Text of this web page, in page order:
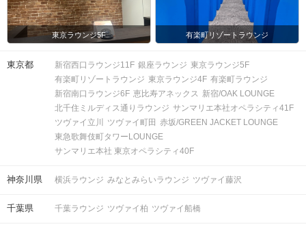
東京ラウンジ5F 有楽町リゾートラウンジ
東京都 新宿西口ラウンジ11F 銀座ラウンジ 東京ラウンジ5F
有楽町リゾートラウンジ 東京ラウンジ4F 有楽町ラウンジ
新宿南口ラウンジ6F 恵比寿アネックス 新宿/OAK LOUNGE
北千住ミルディス通りラウンジ サンマリエ本社オペラシティ41F
ツヴァイ立川
ツヴァイ町田 赤坂/GREEN JACKET LOUNGE
東急歌舞伎町タワーLOUNGE
サンマリエ本社 東京オペラシティ40F
神奈川県 横浜ラウンジ みなとみらいラウンジ ツヴァイ藤沢
千葉県 千葉ラウンジ ツヴァイ柏 ツヴァイ船橋